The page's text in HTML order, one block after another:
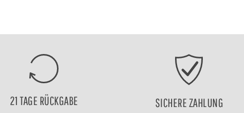
21 TAGE RÜCKGABE SICHERE ZAHLUNG